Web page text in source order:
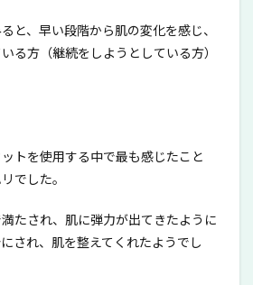
と、早い段階から肌の変化を感じ、
る方（継続をしようとしている方）
トを使用する中で最も感じたこと
でした。
たされ、肌に弾力が出てきたように
され、肌を整えてくれたようでし